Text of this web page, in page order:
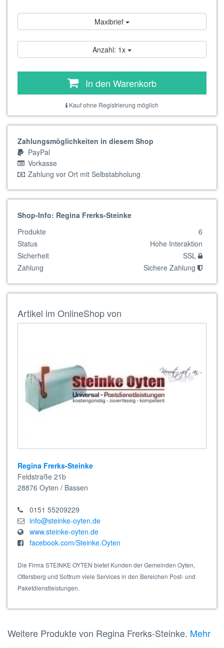
Maxibrief
Anzahl: 1x
In den Warenkorb
Kauf ohne Registrierung möglich
Zahlungsmöglichkeiten in diesem Shop
PayPal
Vorkasse
Zahlung vor Ort mit Selbstabholung
Shop-Info: Regina Frerks-Steinke
Produkte
6
Status
Hohe Interaktion
Sicherheit
SSL
Zahlung
Sichere Zahlung
Artikel im OnlineShop von
Regina Frerks-Steinke
Feldstraße 21b
28876 Oyten / Bassen
0151 55209229
info@steinke-oyten.de
www.steinke-oyten.de
facebook.com/Steinke.Oyten
Die Firma STEINKE OYTEN bietet Kunden der Gemeinden Oyten,
Ottersberg und Sottrum viele Services in den Bereichen Post- und
Paketdienstleistungen.
Weitere Produkte von Regina Frerks-Steinke. Mehr